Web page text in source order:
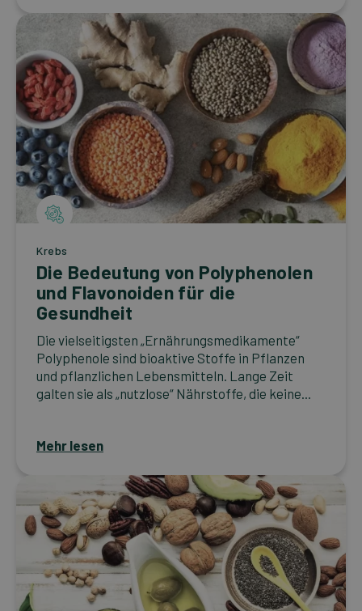
Krebs
Die Bedeutung von Polyphenolen
und Flavonoiden für die
Gesundheit
Die vielseitigsten „Ernährungsmedikamente“
Polyphenole sind bioaktive Stoffe in Pflanzen
und pflanzlichen Lebensmitteln. Lange Zeit
galten sie als „nutzlose“ Nährstoffe, die keine...
Mehr lesen